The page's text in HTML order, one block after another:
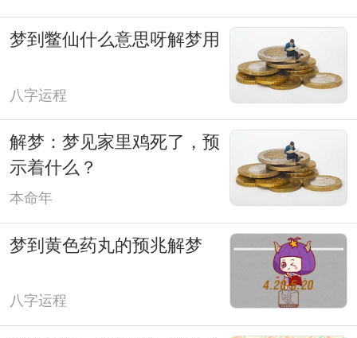
梦到鳖仙什么意思呀解梦用
八字运程
解梦：梦见家里鸡死了，预
示着什么？
本命年
梦到黄色药丸的预兆解梦
八字运程